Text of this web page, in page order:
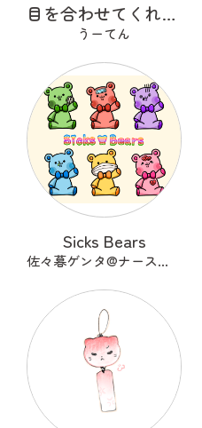
目を合わせてくれないコバンザメちゃん
うーてん
Sicks Bears
佐々暮ゲンタ@ナース兼描き